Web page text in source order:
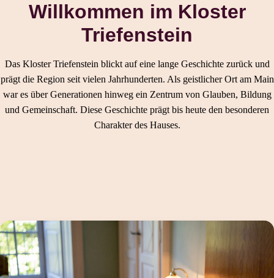
Willkommen im Kloster
Triefenstein
Das Kloster Triefenstein blickt auf eine lange Geschichte zurück und
prägt die Region seit vielen Jahrhunderten. Als geistlicher Ort am Main
war es über Generationen hinweg ein Zentrum von Glauben, Bildung
und Gemeinschaft. Diese Geschichte prägt bis heute den besonderen
Charakter des Hauses.